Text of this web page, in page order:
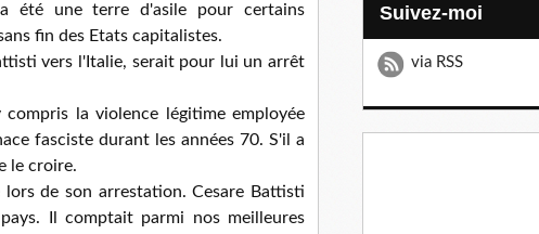
été une terre d'asile pour certains
fin des Etats capitalistes.
vers l'Italie, serait pour lui un arrêt
la violence légitime employée
fasciste durant les années 70. S'il a
le croire.
de son arrestation. Cesare Battisti
Il comptait parmi nos meilleures
Suivez-moi
via RSS